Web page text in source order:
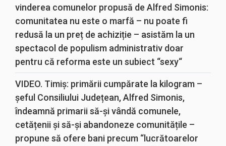
vinderea comunelor propusă de Alfred Simonis:
comunitatea nu este o marfă – nu poate fi
redusă la un preț de achiziție – asistăm la un
spectacol de populism administrativ doar
pentru că reforma este un subiect “sexy“
VIDEO. Timiș: primării cumpărate la kilogram –
șeful Consiliului Județean, Alfred Simonis,
îndeamnă primarii să-și vândă comunele,
cetățenii și să-și abandoneze comunitățile –
propune să ofere bani precum “lucrătoarelor